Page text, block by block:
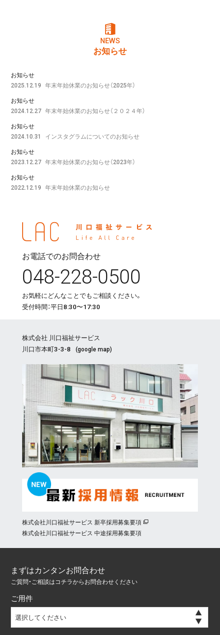
NEWS
お知らせ
2025.12.19
お知らせ
年末年始休業のお知らせ（2025年）
2024.12.27
お知らせ
年末年始休業のお知らせ（２０２４年）
2024.10.31
お知らせ
インスタグラムについてのお知らせ
2023.12.27
お知らせ
年末年始休業のお知らせ（2023年）
2022.12.19
お知らせ
年末年始休業のお知らせ
お電話でのお問合わせ
048-228-0500
お気軽にどんなことでもご相談ください。
受付時間：平日8:30〜17:30
株式会社 川口福祉サービス
川口市本町3-3-8
(google map)
株式会社川口福祉サービス 新卒採用募集要項
株式会社川口福祉サービス 中途採用募集要項
まずはカンタンお問合わせ
ご質問・ご相談はコチラからお問合わせください
ご用件
選択してください